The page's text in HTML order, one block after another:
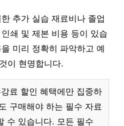
추가 실습 재료비나 졸업
쇄 및 제본 비용 등이 있습
미리 정확히 파악하고 예
이 현명합니다.
료 할인 혜택에만 집중하
구매해야 하는 필수 자료
수 있습니다. 모든 필수